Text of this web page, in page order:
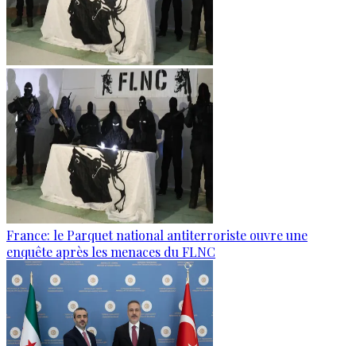
France: le Parquet national antiterroriste ouvre une
enquête après les menaces du FLNC